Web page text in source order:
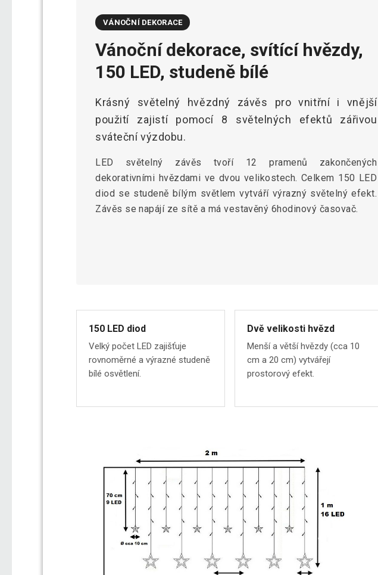
VÁNOČNÍ DEKORACE
Vánoční dekorace, svítící hvězdy,
150 LED, studeně bílé
Krásný světelný hvězdný závěs pro vnitřní i vnější
použití zajistí pomocí 8 světelných efektů zářivou
sváteční výzdobu.
LED světelný závěs tvoří 12 pramenů zakončených
dekorativními hvězdami ve dvou velikostech. Celkem 150 LED
diod se studeně bílým světlem vytváří výrazný světelný efekt.
Závěs se napájí ze sítě a má vestavěný 6hodinový časovač.
150 LED diod
Velký počet LED zajišťuje
rovnoměrné a výrazné studeně
bílé osvětlení.
Dvě velikosti hvězd
Menší a větší hvězdy (cca 10
cm a 20 cm) vytvářejí
prostorový efekt.